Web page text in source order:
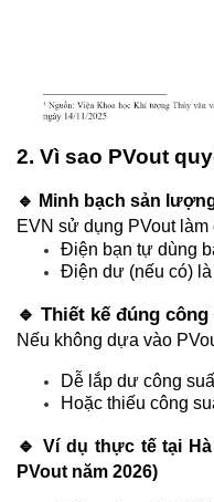
2. Vì sao PVout
🔹 Minh bạch sản
EVN sử dụng PVout
Điện bạn tự dùng
Điện dư (nếu có)
🔹 Thiết kế đúng công
Nếu không dựa vào
Dễ lắp dư công
Hoặc thiếu công
🔹 Ví dụ thực tế tại
PVout năm 2026)